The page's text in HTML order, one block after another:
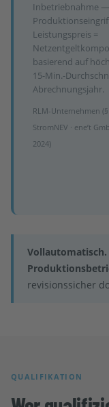
Inbetriebnahme
Leistungspreis =
basierend auf
15-Min.-
Abrechnungsjahr.
RLM-Unternehmen
StromNEV · ene’t
2024)
revisionssicher
QUALIFIKATION